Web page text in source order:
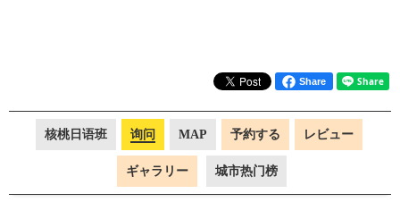
Share
核桃日语班 询问 MAP 予約する レビュー
ギャラリー 城市热门榜